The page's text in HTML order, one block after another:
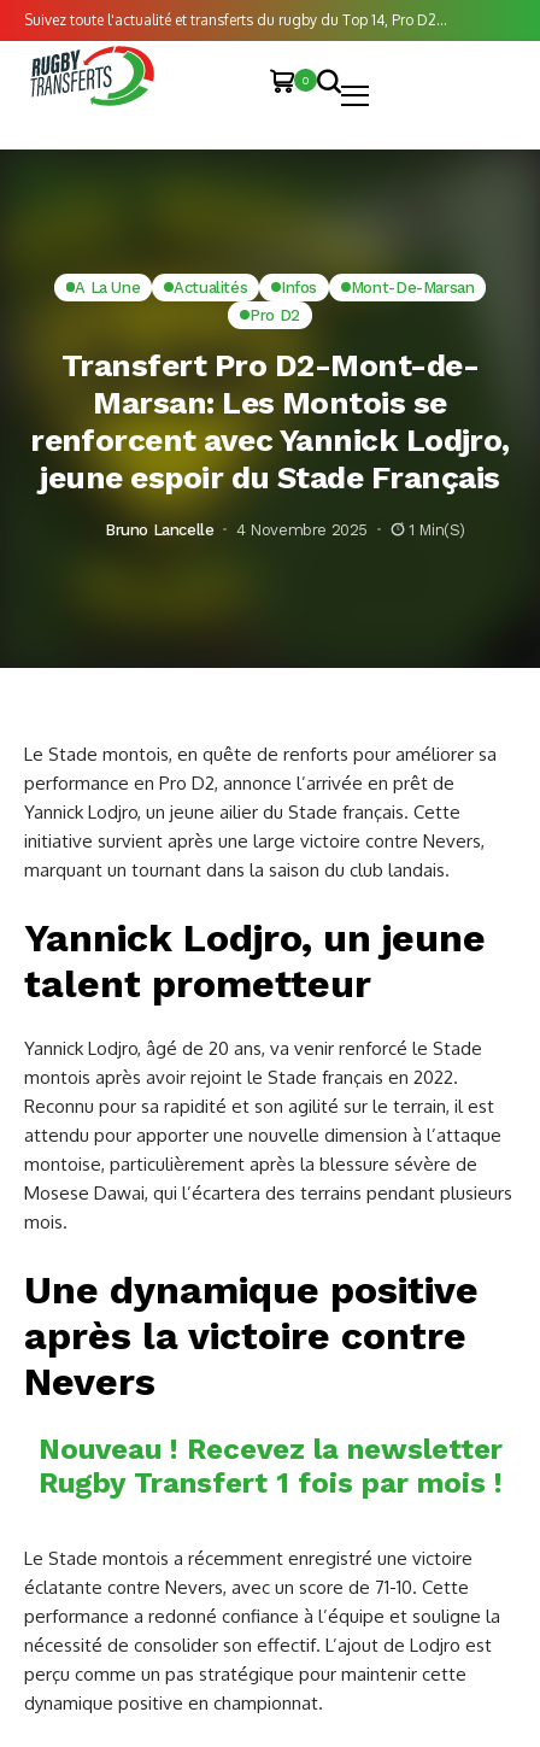
Suivez toute l'actualité et transferts du rugby du Top 14, Pro D2...
0
A La Une Actualités Infos
Mont-De-Marsan
Pro D2
Transfert Pro D2-Mont-de-
Marsan: Les Montois se
renforcent avec Yannick Lodjro,
jeune espoir du Stade Français
Bruno Lancelle 4 Novembre 2025 1 Min(s)
Le Stade montois, en quête de renforts pour améliorer sa
performance en Pro D2, annonce l’arrivée en prêt de
Yannick Lodjro, un jeune ailier du Stade français. Cette
initiative survient après une large victoire contre Nevers,
marquant un tournant dans la saison du club landais.
Yannick Lodjro, un jeune
talent prometteur
Yannick Lodjro, âgé de 20 ans, va venir renforcé le Stade
montois après avoir rejoint le Stade français en 2022.
Reconnu pour sa rapidité et son agilité sur le terrain, il est
attendu pour apporter une nouvelle dimension à l’attaque
montoise, particulièrement après la blessure sévère de
Mosese Dawai, qui l’écartera des terrains pendant plusieurs
mois.
Une dynamique positive
après la victoire contre
Nevers
Nouveau ! Recevez la newsletter
Rugby Transfert 1 fois par mois !
Le Stade montois a récemment enregistré une victoire
éclatante contre Nevers, avec un score de 71-10. Cette
performance a redonné confiance à l’équipe et souligne la
nécessité de consolider son effectif. L’ajout de Lodjro est
perçu comme un pas stratégique pour maintenir cette
dynamique positive en championnat.